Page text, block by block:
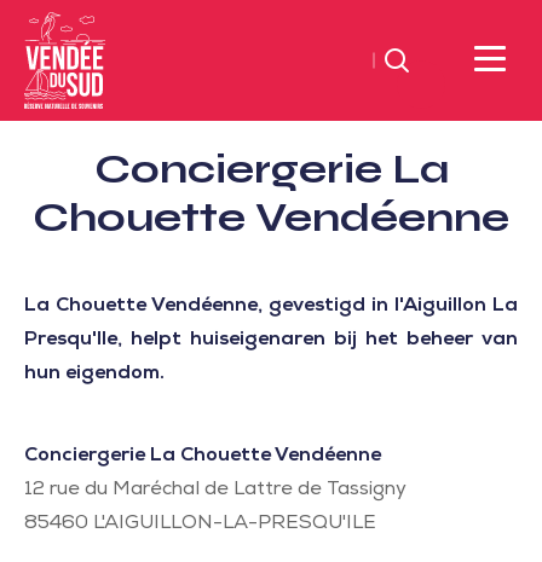
Sud
ToerismeVVV-
Zoeken
Conciergerie La
Chouette Vendéenne
La Chouette Vendéenne, gevestigd in l'Aiguillon La
Presqu'Ile, helpt huiseigenaren bij het beheer van
hun eigendom.
Conciergerie La Chouette Vendéenne
12 rue du Maréchal de Lattre de Tassigny
85460 L'AIGUILLON-LA-PRESQU'ILE